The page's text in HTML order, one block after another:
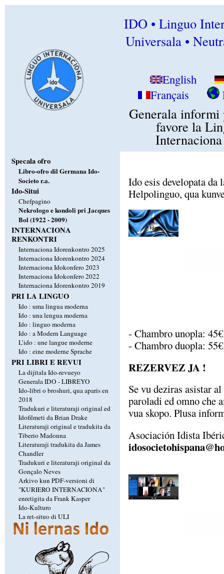
IDO • Linguo
Universala •
English
Français
Generala informi
favore la
Specala ofro
Libro-ofro dil Germana Ido-
Societo r.a.
Ido-Situi
Chefpagino
Nekrologo e kondoli pri Jacques
Bol (1922 - 2009)
INTERNACIONA
RENKONTRI
Internaciona Idorenkontro 2025
Internaciona Idorenkontro 2024
Internaciona Idokonfero 2023
Internaciona Idokonfero 2022
Internaciona Idorenkontro 2019
PRI LA LINGUO
Ido : uma lingua moderna
Ido : una lengua moderna
Ido : linguo moderna
Ido : a Modern Language
L’ido : une langue moderne
Ido : eine moderne Sprache
PRI LIBRI E REVUI
La dijitala Ido-revueyo
Generala IDO - LIBREYO
Ido-libri o broshuri, qua aparis en
2018
Tradukuri e literaturaji original ed
Idofilmeti da Brian Drake
Literaturaji original e tradukita da
Tiberio Madonna
Literaturaji tradukita da James
Chandler
Tradukuri e literaturaji original da
Gonçalo Neves
Arkivo kun PDF-versioni di
"KURIERO INTERNACIONA"
enretigita da Frank Kasper
Ido-Kulturo
La ret-situo di ULI
Ido esis developata
Helpolinguo, qua
- Chambro unopla:
- Chambro duopla:
REZERVEZ JA !
Se vu deziras asistar
paroladi ed omno che
vua skopo. Plusa
Asociación Idista